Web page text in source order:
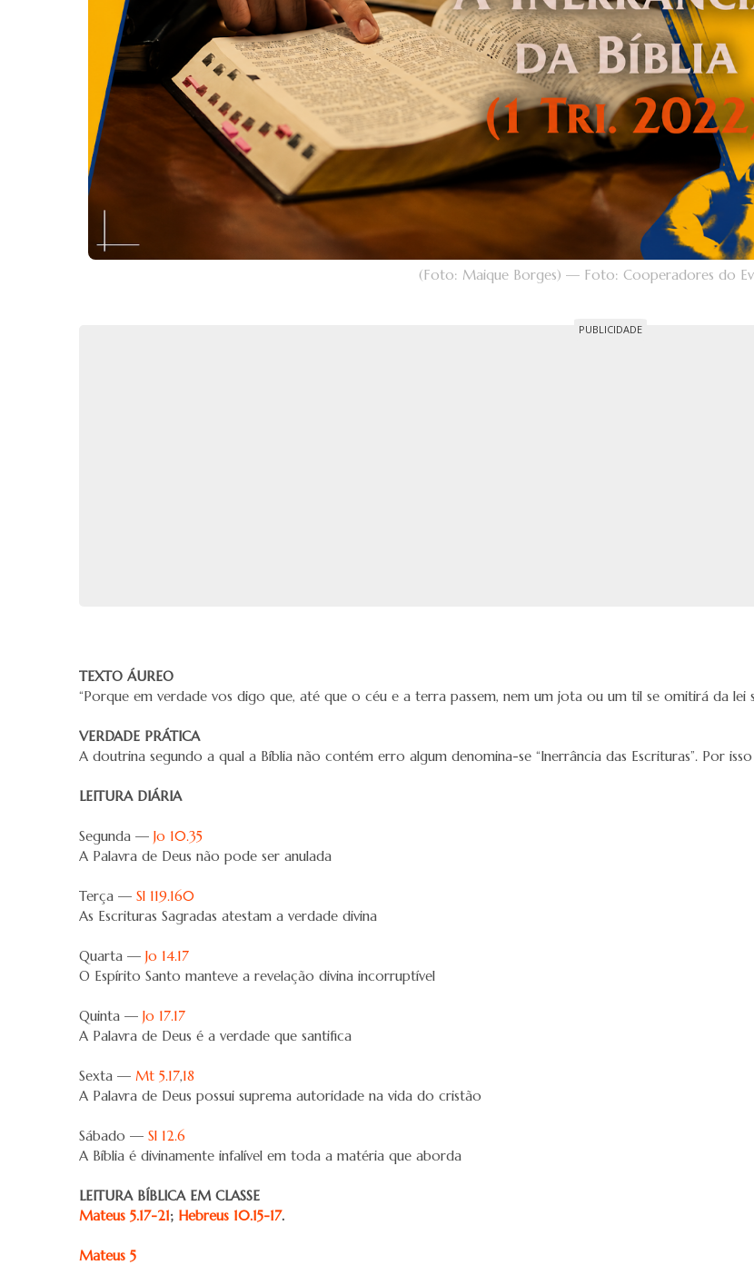
(Foto: Maique Borges) — Foto: Cooperadores do
TEXTO ÁUREO
“Porque em verdade vos digo que, até que o céu e a terra passem, nem um jota ou um til se omitirá da lei
VERDADE PRÁTICA
A doutrina segundo a qual a Bíblia não contém erro algum denomina-se “Inerrância das Escrituras”. Por
LEITURA DIÁRIA
Segunda — Jo 10.35
A Palavra de Deus não pode ser anulada
Terça — Sl 119.160
As Escrituras Sagradas atestam a verdade divina
Quarta — Jo 14.17
O Espírito Santo manteve a revelação divina incorruptível
Quinta — Jo 17.17
A Palavra de Deus é a verdade que santifica
Sexta — Mt 5.17,18
A Palavra de Deus possui suprema autoridade na vida do cristão
Sábado — Sl 12.6
A Bíblia é divinamente infalível em toda a matéria que aborda
LEITURA BÍBLICA EM CLASSE
Mateus 5.17-21; Hebreus 10.15-17.
Mateus 5